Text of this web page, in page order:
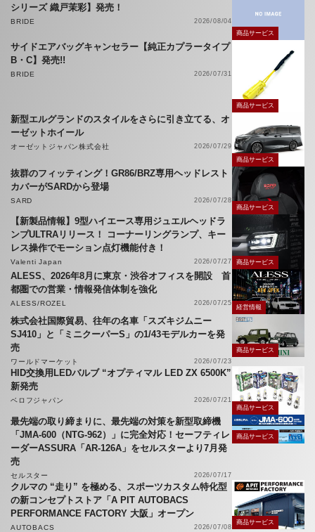
シリーズ 織戸茉彩】発売！
BRIDE
2026/08/04
商品サービス
サイドエアバッグキャンセラー【純正カプラータイプ
B・C】発売!!
BRIDE 2026/07/31
商品サービス
新型エルグランドのスタイルをさらに引き立てる、オ
ーゼットホイール
オーゼットジャパン株式会社
2026/07/29
商品サービス
抜群のフィッティング！GR86/BRZ専用ヘッドレスト
カバーがSARDから登場
SARD
2026/07/28
商品サービス
【新製品情報】9型ハイエース専用ジュエルヘッドラ
ンプULTRAリリース！ コーナーリングランプ、キー
レス操作でモーション点灯機能付き！
Valenti Japan 2026/07/27 商品サービス
ALESS、2026年8月に東京・渋谷オフィスを開設 首
都圏での営業・情報発信体制を強化
ALESS/ROZEL 2026/07/25
経営情報
株式会社国際貿易、往年の名車「スズキジムニー
SJ410」と「ミニクーパーS」の1/43モデルカーを発
売
ワールドマーケット 2026/07/23
商品サービス
HID交換用LEDバルブ “オプティマル LED ZX 6500K”
新発売
ベロフジャパン
2026/07/21
商品サービス
最先端の取り締まりに、最先端の対策を新型取締機
「JMA-600（NTG-962）」に完全対応！セーフティレ
ーダーASSURA「AR-126A」をセルスターより7月発
売
セルスター 2026/07/17
商品サービス
クルマの “走り” を極める、スポーツカスタム特化型
の新コンセプトストア「A PIT AUTOBACS
PERFORMANCE FACTORY 大阪」オープン
AUTOBACS 2026/07/08
商品サービス